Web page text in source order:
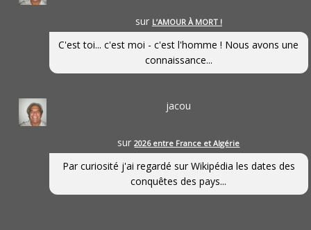
sur L’AMOUR À MORT !
C'est toi... c'est moi - c'est l'homme ! Nous avons une
connaissance...
jacou
sur2026 entre France et Algérie
Par curiosité j'ai regardé sur Wikipédia les dates des
conquêtes des pays...